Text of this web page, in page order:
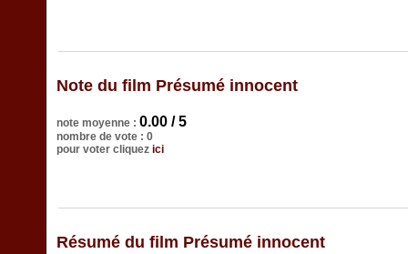
Note du film Présumé innocent
note moyenne : 0.00 / 5
nombre de vote : 0
pour voter cliquez ici
Résumé du film Présumé innocent